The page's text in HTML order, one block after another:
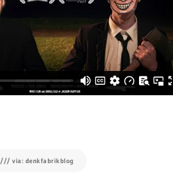
/// via: denkfabrikblog